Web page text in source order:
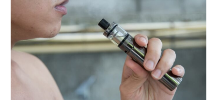
MÉDECINE
MÉDECINE DOUCE